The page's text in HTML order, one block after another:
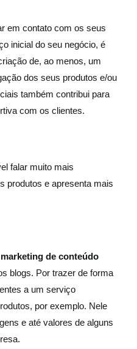
em contato com os seus
inicial do seu negócio, é
de, ao menos, um
dos seus produtos e/ou
também contribui para
com os clientes.
falar muito mais
produtos e apresenta mais
marketing de conteúdo
blogs. Por trazer de forma
a um serviço
por exemplo. Nele
e até valores de alguns